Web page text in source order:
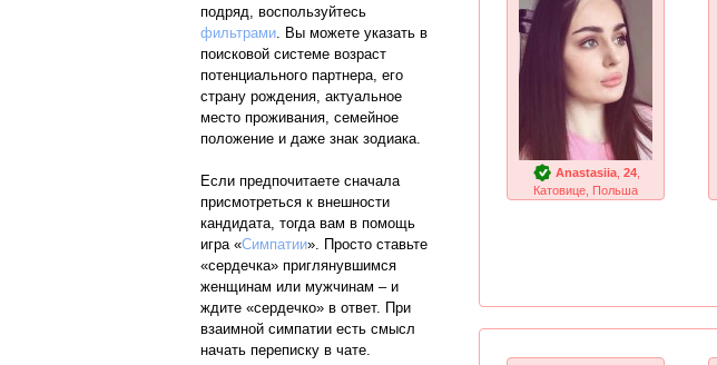
подряд, воспользуйтесь
фильтрами. Вы можете указать в
поисковой системе возраст
потенциального партнера, его
страну рождения, актуальное
место проживания, семейное
положение и даже знак зодиака.
Если предпочитаете сначала
присмотреться к внешности
кандидата, тогда вам в помощь
игра «Симпатии». Просто ставьте
«сердечка» приглянувшимся
женщинам или мужчинам – и
ждите «сердечко» в ответ. При
взаимной симпатии есть смысл
начать переписку в чате.
Anastasiia, 24,
Катовице, Польша